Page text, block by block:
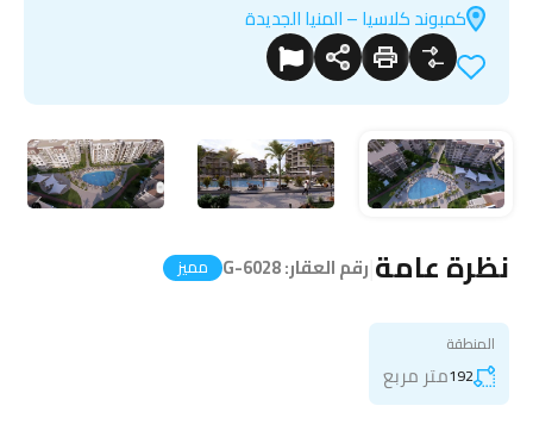
كمبوند كلاسيا – المنيا الجديدة
نظرة عامة رقم العقار:G-6028 مميز
المنطقة
192متر مربع